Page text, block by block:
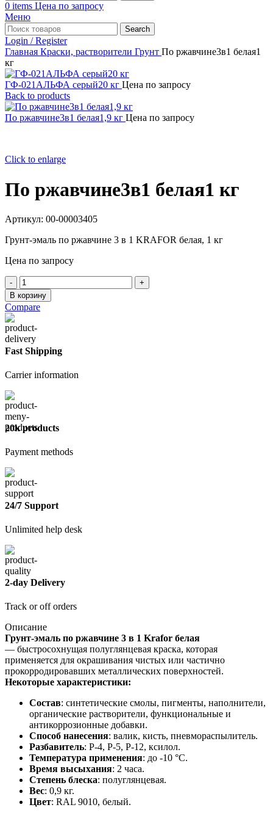
0 items Цена по запросу
Меню
Search
Login / Register
Главная Краски, растворители Грунт По ржавчине3в1 белая1
кг
ГФ-021АЛЬФА серый20 кг Цена по запросу
Back to products
По ржавчине3в1 белая1,9 кг Цена по запросу
Click to enlarge
По ржавчине3в1 белая1 кг
Артикул: 00-00003405
Грунт-эмаль по ржавчине 3 в 1 KRAFOR белая, 1 кг
Цена по запросу
Количество
товара
По
ржавчине3в1
белая1
кг
В корзину
Compare
Fast Shipping
Carrier information
20k products
Payment methods
24/7 Support
Unlimited help desk
2-day Delivery
Track or off orders
Описание
Грунт-эмаль по ржавчине 3 в 1 Krafor белая
— быстросохнущая полуглянцевая краска, которая
применяется для окрашивания чистых или частично
прокорродировавших металлических поверхностей.
Некоторые характеристики:
Состав: синтетические смолы, пигменты, наполнители,
органические растворители, функциональные и
антикоррозионные добавки.
Способ нанесения: валик, кисть, пневмораспылитель.
Разбавитель: Р-4, Р-5, Р-12, ксилол.
Температура применения: до -10 °C.
Время высыхания: 2 часа.
Степень блеска: полуглянцевая.
Вес: 0,9 кг.
Цвет: RAL 9010, белый.